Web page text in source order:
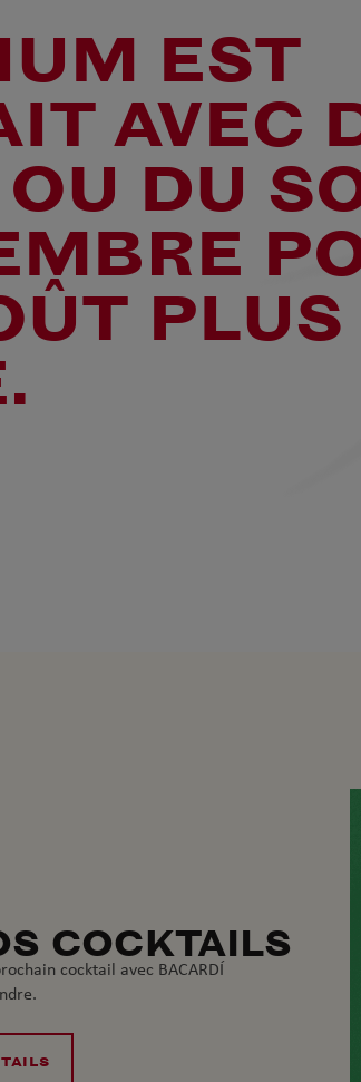
EST
AVEC
DU
PLUS
COCKTAILS
cocktail avec BACARDÍ